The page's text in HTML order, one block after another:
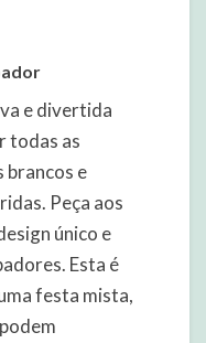
e divertida
todas as
brancos e
Peça aos
único e
Esta é
festa mista,